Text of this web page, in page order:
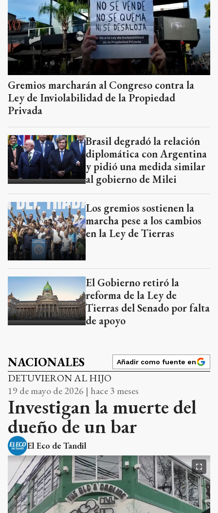
Gremios marcharán al Congreso contra la
Ley de Inviolabilidad de la Propiedad
Privada
Brasil degradó la relación
diplomática con Argentina
y pidió una medida similar
al gobierno de Milei
Los gremios sostienen la
marcha pese a los cambios
en la Ley de Tierras
El Gobierno retiró la
reforma de la Ley de
Tierras del Senado por falta
de apoyo
NACIONALES Añadir como fuente en
DETUVIERON AL HIJO
19 de mayo de 2026 | hace 3 meses
Investigan la muerte del
dueño de un bar
El Eco de Tandil